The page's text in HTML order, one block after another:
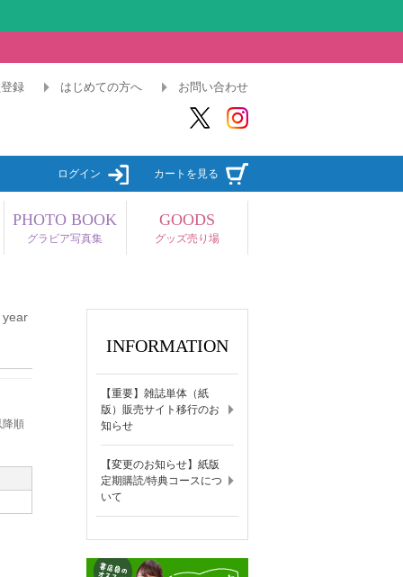
録 はじめての方へ お問い合わせ
ログイン カートを見る
PHOTO BOOK
グラビア写真集
GOODS
グッズ売り場
year
順
INFORMATION
【重要】雑誌単体（紙
版）販売サイト移行のお
知らせ
【変更のお知らせ】紙版
定期購読/特典コースにつ
いて